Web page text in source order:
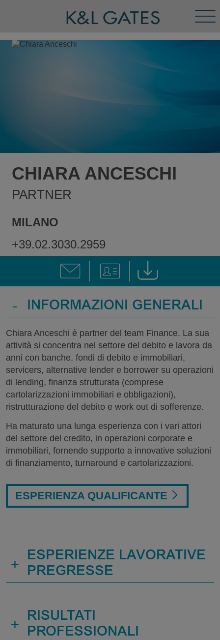
CHIARA ANCESCHI
PARTNER
MILANO
+39.02.3030.2959
- INFORMAZIONI GENERALI
Chiara Anceschi è partner del team Finance. La sua
attività si concentra nel settore del debito e lavora da
anni con banche, fondi di debito e immobiliari,
servicers, alternative lender e borrower su operazioni
di lending, finanza strutturata (comprese
cartolarizzazioni immobiliari e obbligazioni),
ristrutturazione del debito e work out di sofferenze.
Ha maturato una lunga esperienza con i vari attori
del settore del credito, in operazioni corporate e
immobiliari, fornendo supporto a innovative soluzioni
di finanziamento, turnaround e cartolarizzazioni.
ESPERIENZA QUALIFICANTE
+
ESPERIENZE LAVORATIVE
PREGRESSE
+
RISULTATI
PROFESSIONALI